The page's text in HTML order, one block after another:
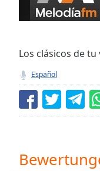
Stream
Seek to
live,
currently
behind
LIVE
Remaining
Time-
Playback
Los clásicos de
Español